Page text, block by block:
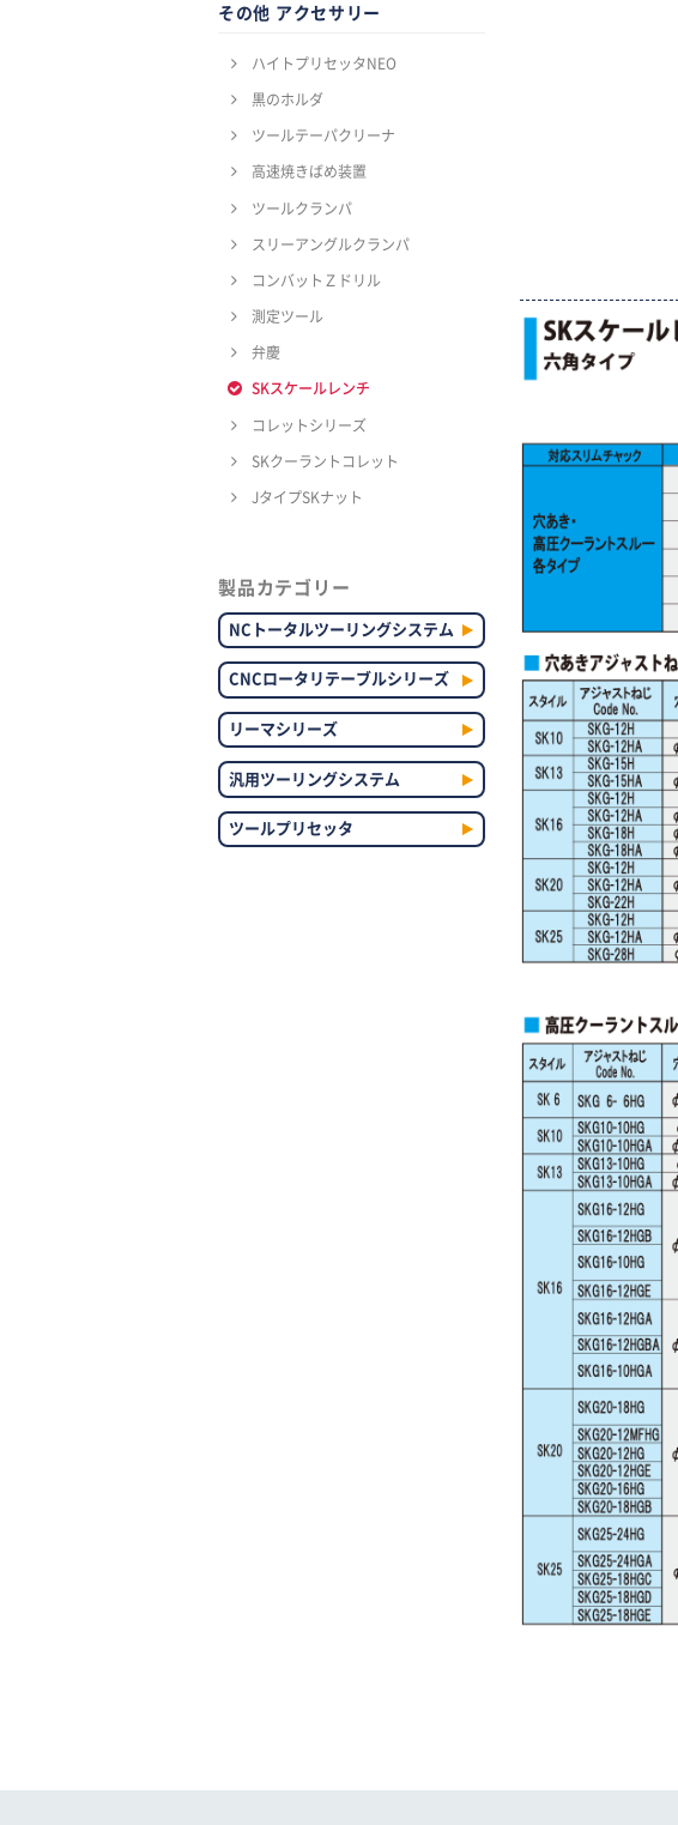
その他 アクセサリー
ハイトプリセッタNEO
黒のホルダ
ツールテーパクリーナ
高速焼きばめ装置
ツールクランパ
スリーアングルクランパ
コンバットＺドリル
測定ツール
弁慶
SKスケールレンチ
コレットシリーズ
SKクーラントコレット
JタイプSKナット
製品カテゴリー
NCトータルツーリングシステム
CNCロータリテーブルシリーズ
リーマシリーズ
汎用ツーリングシステム
ツールプリセッタ